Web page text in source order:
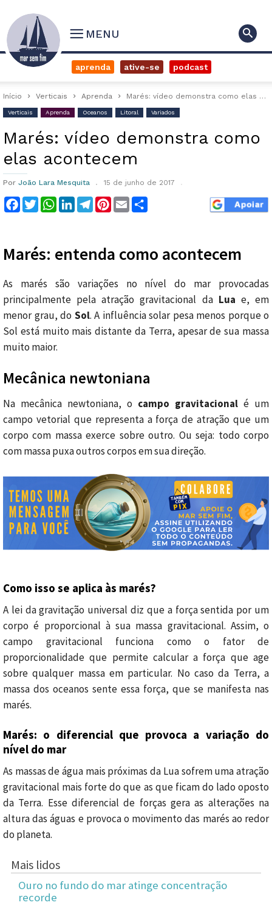
MENU
aprenda ative-se podcast
Início Verticais Aprenda Marés: vídeo demonstra como elas acontecem
Verticais Aprenda Oceanos Litoral Variados
Marés: vídeo demonstra como
elas acontecem
Por João Lara Mesquita 15 de junho de 2017
Facebook
TwitterWhatsApp
LinkedInTelegram
Pinterest
Email
Marés: entenda como acontecem
As marés são variações no nível do mar provocadas
principalmente pela atração gravitacional da Lua e, em
menor grau, do Sol. A influência solar pesa menos porque o
Sol está muito mais distante da Terra, apesar de sua massa
muito maior.
Mecânica newtoniana
Na mecânica newtoniana, o campo gravitacional é um
campo vetorial que representa a força de atração que um
corpo com massa exerce sobre outro. Ou seja: todo corpo
com massa puxa outros corpos em sua direção.
Como isso se aplica às marés?
A lei da gravitação universal diz que a força sentida por um
corpo é proporcional à sua massa gravitacional. Assim, o
campo gravitacional funciona como o fator de
proporcionalidade que permite calcular a força que age
sobre qualquer massa em particular. No caso da Terra, a
massa dos oceanos sente essa força, que se manifesta nas
marés.
Marés: o diferencial que provoca a variação do
nível do mar
As massas de água mais próximas da Lua sofrem uma atração
gravitacional mais forte do que as que ficam do lado oposto
da Terra. Esse diferencial de forças gera as alterações na
altura das águas e provoca o movimento das marés ao redor
do planeta.
Mais lidos
Ouro no fundo do mar atinge concentração
recorde